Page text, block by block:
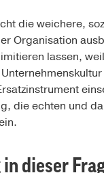
die weichere,
Organisation
lassen,
die echten und
dieser